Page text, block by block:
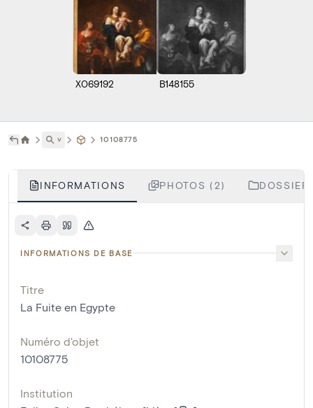
X069192 B148155
˅ 10108775
INFORMATIONS PHOTOS (2)
INFORMATIONS DE BASE
Titre
La Fuite en Egypte
Numéro d'objet
10108775
Institution